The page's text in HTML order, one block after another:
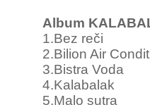
Album
1.Bez reči
2.Bilion Air
3.Bistra Voda
4.Kalabalak
5.Malo sutra